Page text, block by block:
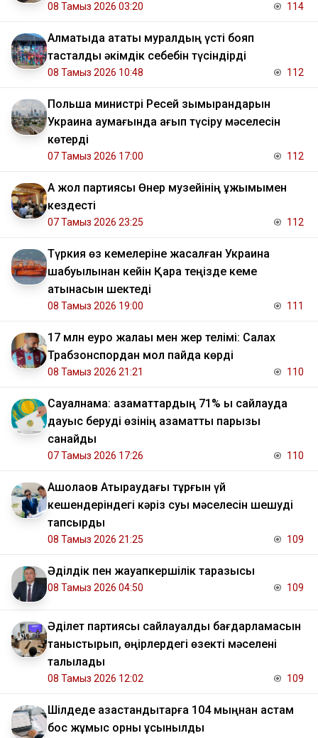
08 Тамыз 2026 03:20 114
Алматыда атақты муралдың үсті бояп
тасталды әкімдік себебін түсіндірді
08 Тамыз 2026 10:48 112
Польша министрі Ресей зымырандарын
Украина аумағында қағып түсіру мәселесін
көтерді
07 Тамыз 2026 17:00 112
Ақ жол партиясы Өнер музейінің ұжымымен
кездесті
07 Тамыз 2026 23:25 112
Түркия өз кемелеріне жасалған Украина
шабуылынан кейін Қара теңізде кеме
қатынасын шектеді
08 Тамыз 2026 19:00 111
17 млн еуро жалақы мен жер телімі: Салах
Трабзонспордан мол пайда көрді
08 Тамыз 2026 21:21 110
Сауалнама: азаматтардың 71% ы сайлауда
дауыс беруді өзінің азаматтық парызы
санайды
07 Тамыз 2026 17:26 110
​Ақшолақов Атыраудағы тұрғын үй
кешендеріндегі кәріз суы мәселесін шешуді
тапсырды
08 Тамыз 2026 21:25 109
Әділдік пен жауапкершілік таразысы
08 Тамыз 2026 04:50 109
Әділет партиясы сайлауалды бағдарламасын
таныстырып, өңірлердегі өзекті мәселені
талқылады
08 Тамыз 2026 12:02 109
​Шілдеде қазақстандықтарға 104 мыңнан астам
бос жұмыс орны ұсынылды